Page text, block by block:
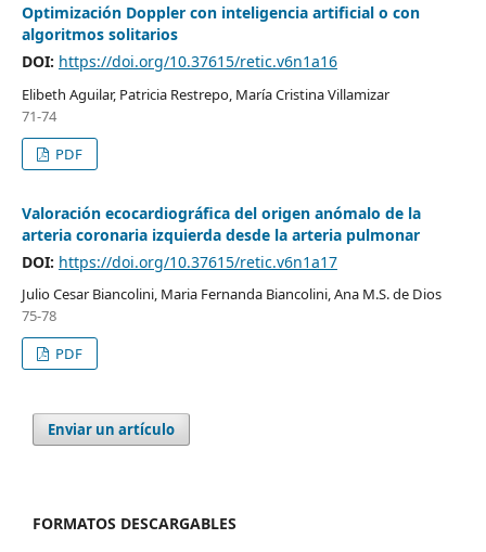
Optimización Doppler con inteligencia artificial o con
algoritmos solitarios
DOI: https://doi.org/10.37615/retic.v6n1a16
Elibeth Aguilar, Patricia Restrepo, María Cristina Villamizar
71-74
PDF
Valoración ecocardiográfica del origen anómalo de la
arteria coronaria izquierda desde la arteria pulmonar
DOI: https://doi.org/10.37615/retic.v6n1a17
Julio Cesar Biancolini, Maria Fernanda Biancolini, Ana M.S. de Dios
75-78
PDF
Enviar un artículo
FORMATOS DESCARGABLES